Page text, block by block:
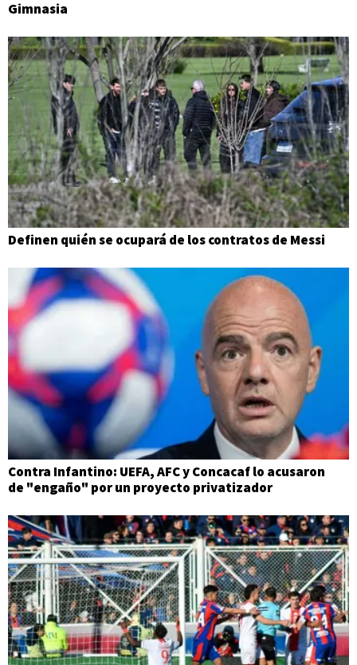
Gimnasia
Definen quién se ocupará de los contratos de Messi
Contra Infantino: UEFA, AFC y Concacaf lo acusaron
de "engaño" por un proyecto privatizador